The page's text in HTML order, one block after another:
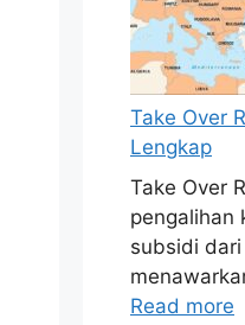
Take Over
Lengkap
Take Over
pengalihan
subsidi dari
Read more